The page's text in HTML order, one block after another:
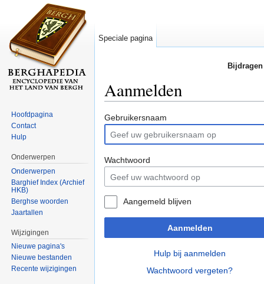
Aanmelden
Gebruikersnaam
Wachtwoord
Aangemeld blijven
Aanmelden
Hulp bij aanmelden
Wachtwoord vergeten?
Speciale pagina
Hoofdpagina
Contact
Hulp
Onderwerpen
Onderwerpen
Barghief Index (Archief
HKB)
Berghse woorden
Jaartallen
Wijzigingen
Nieuwe pagina's
Nieuwe bestanden
Recente wijzigingen